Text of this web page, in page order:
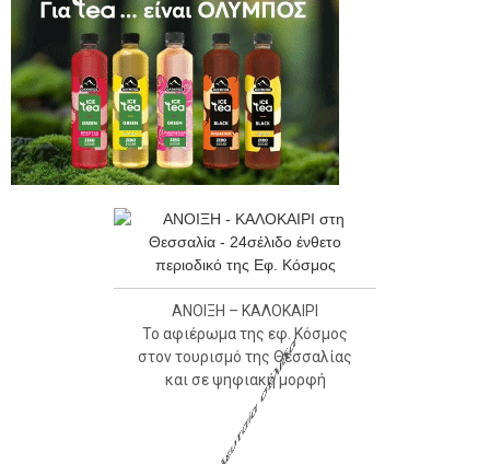
ΑΝΟΙΞΗ – ΚΑΛΟΚΑΙΡΙ
Το αφιέρωμα της εφ. Κόσμος
στον τουρισμό της Θεσσαλίας
και σε ψηφιακή μορφή